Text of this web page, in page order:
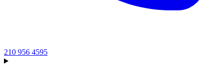
210 956 4595